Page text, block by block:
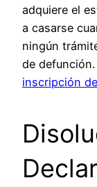
adquiere el
a casarse
ningún
de
inscripción